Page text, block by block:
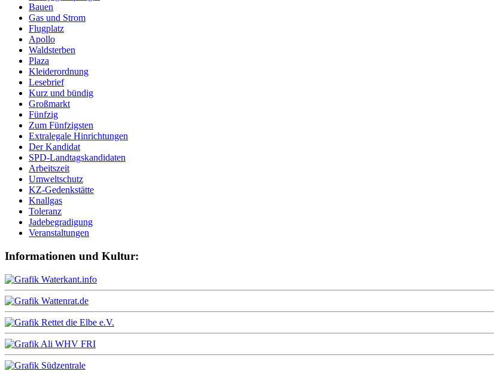
Bauen
Gas und Strom
Flugplatz
Apollo
Waldsterben
Plaza
Kleiderordnung
Lesebrief
Kurz und bündig
Großmarkt
Fünfzig
Zum Fünfzigsten
Extralegale Hinrichtungen
Der Kandidat
SPD-Landtagskandidaten
Arbeitszeit
Umweltschutz
KZ-Gedenkstätte
Knallgas
Toleranz
Jadebegradigung
Veranstaltungen
Informationen und Kultur: